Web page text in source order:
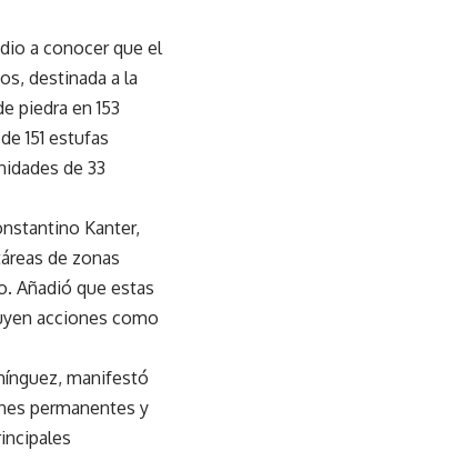
a conocer que el
destinada a la
piedra en 153
151 estufas
de 33
Kanter,
de zonas
Añadió que estas
acciones como
manifestó
permanentes y